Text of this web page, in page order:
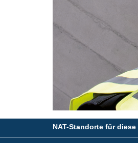
NAT-Standorte für